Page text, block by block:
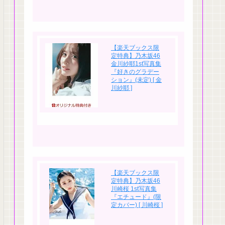
【楽天ブックス限
定特典】乃木坂46
金川紗耶1st写真集
『好きのグラデー
ション』(未定) [ 金
川紗耶 ]
【楽天ブックス限
定特典】乃木坂46
川崎桜 1st写真集
『エチュード』(限
定カバー) [ 川崎桜 ]